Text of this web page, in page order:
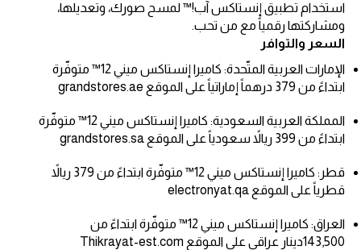
استخدام تطبيق إنستاكس آب!™ لمسح صورك، وتعديلها،
ومشاركتها رقمياً مع من تحب.
السعر والتوافر
الإمارات العربية المتّحدة: كاميرا إنستاكس ميني 12™ متوفّرة
ابتداءً من 379 درهماً إماراتياً على الموقع grandstores.ae
المملكة العربية السعودية: كاميرا إنستاكس ميني 12™ متوفّرة
ابتداءً من 399 ريالاً سعودياً على الموقع grandstores.sa
قطر: كاميرا إنستاكس ميني 12™ متوفّرة ابتداءً من 379 ريالاً
قطرياً على الموقع electronyat.qa
العراق: كاميرا إنستاكس ميني 12™ متوفّرة ابتداءً من
143,500دينار عراقي على الموقع Thikrayat-est.com